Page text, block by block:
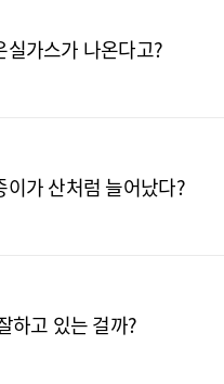
실가스가 나온다고?
이가 산처럼 늘어났다?
하고 있는 걸까?